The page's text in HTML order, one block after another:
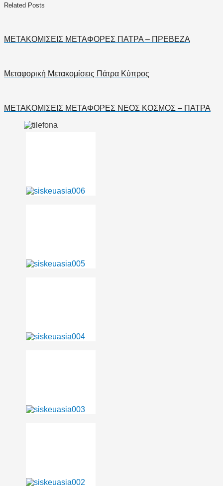
Related Posts
ΜΕΤΑΚΟΜΙΣΕΙΣ ΜΕΤΑΦΟΡΕΣ ΠΑΤΡΑ – ΠΡΕΒΕΖΑ
Μεταφορική Μετακομίσεις Πάτρα Κύπρος
ΜΕΤΑΚΟΜΙΣΕΙΣ ΜΕΤΑΦΟΡΕΣ ΝΕΟΣ ΚΟΣΜΟΣ – ΠΑΤΡΑ